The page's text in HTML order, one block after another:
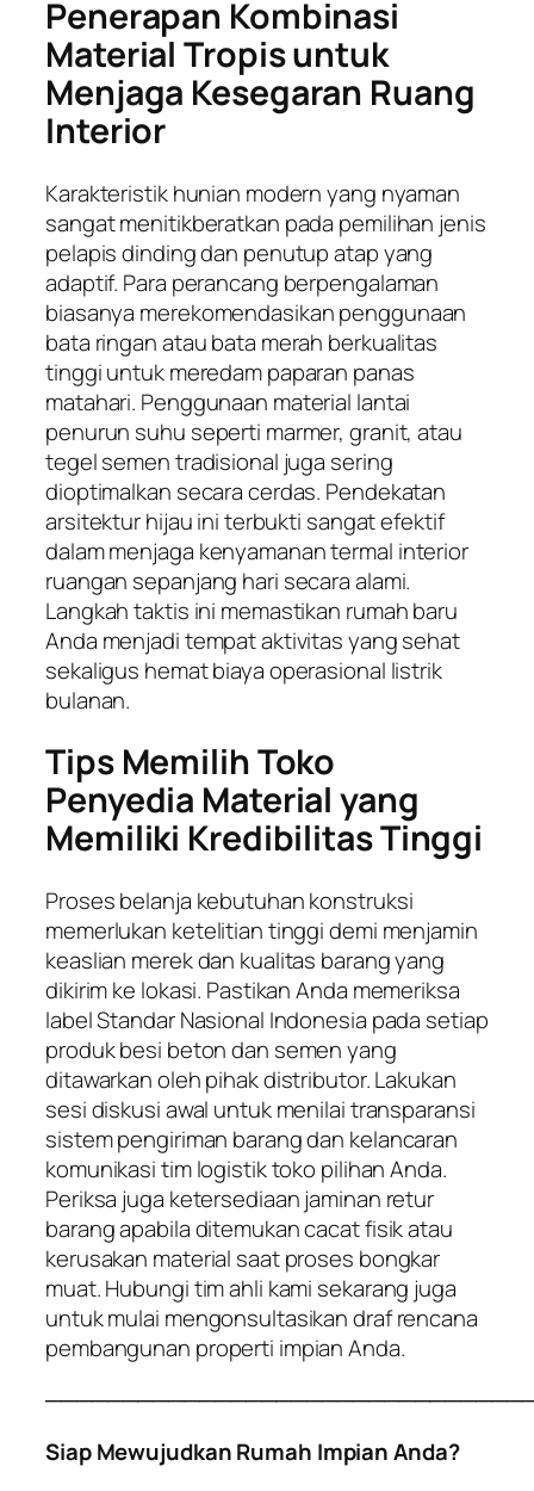
Penerapan Kombinasi
Material Tropis untuk
Menjaga Kesegaran Ruang
Interior
Karakteristik hunian modern yang nyaman
sangat menitikberatkan pada pemilihan jenis
pelapis dinding dan penutup atap yang
adaptif. Para perancang berpengalaman
biasanya merekomendasikan penggunaan
bata ringan atau bata merah berkualitas
tinggi untuk meredam paparan panas
matahari. Penggunaan material lantai
penurun suhu seperti marmer, granit, atau
tegel semen tradisional juga sering
dioptimalkan secara cerdas. Pendekatan
arsitektur hijau ini terbukti sangat efektif
dalam menjaga kenyamanan termal interior
ruangan sepanjang hari secara alami.
Langkah taktis ini memastikan rumah baru
Anda menjadi tempat aktivitas yang sehat
sekaligus hemat biaya operasional listrik
bulanan.
Tips Memilih Toko
Penyedia Material yang
Memiliki Kredibilitas Tinggi
Proses belanja kebutuhan konstruksi
memerlukan ketelitian tinggi demi menjamin
keaslian merek dan kualitas barang yang
dikirim ke lokasi. Pastikan Anda memeriksa
label Standar Nasional Indonesia pada setiap
produk besi beton dan semen yang
ditawarkan oleh pihak distributor. Lakukan
sesi diskusi awal untuk menilai transparansi
sistem pengiriman barang dan kelancaran
komunikasi tim logistik toko pilihan Anda.
Periksa juga ketersediaan jaminan retur
barang apabila ditemukan cacat fisik atau
kerusakan material saat proses bongkar
muat. Hubungi tim ahli kami sekarang juga
untuk mulai mengonsultasikan draf rencana
pembangunan properti impian Anda.
Siap Mewujudkan Rumah Impian Anda?